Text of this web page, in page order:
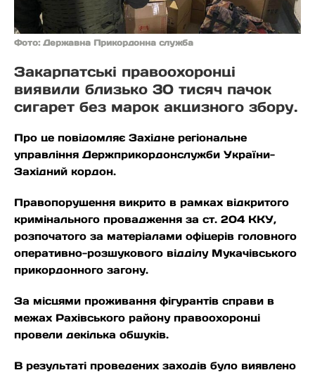
Фото: Державна Прикордонна служба
Закарпатські правоохоронці
виявили близько 30 тисяч пачок
сигарет без марок акцизного збору.
Про це повідомляє Західне регіональне
управління Держприкордонслужби України-
Західний кордон.
Правопорушення викрито в рамках відкритого
кримінального провадження за ст. 204 ККУ,
розпочатого за матеріалами офіцерів головного
оперативно-розшукового відділу Мукачівського
прикордонного загону.
За місцями проживання фігурантів справи в
межах Рахівського району правоохоронці
провели декілька обшуків.
В результаті проведених заходів було виявлено